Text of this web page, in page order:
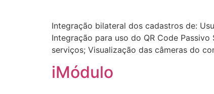
Integração bilateral dos cadastros de:
Integração para uso do QR Code
serviços; Visualização das câmeras do
iMódulo